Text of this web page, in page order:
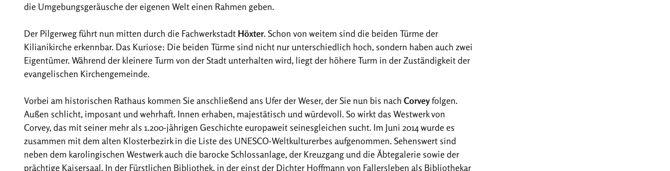
die Umgebungsgeräusche der eigenen Welt einen Rahmen geben.
Der Pilgerweg führt nun mitten durch die Fachwerkstadt Höxter. Schon von weitem sind die beiden Türme der
Kilianikirche erkennbar. Das Kuriose: Die beiden Türme sind nicht nur unterschiedlich hoch, sondern haben auch zwei
Eigentümer. Während der kleinere Turm von der Stadt unterhalten wird, liegt der höhere Turm in der Zuständigkeit der
evangelischen Kirchengemeinde.
Vorbei am historischen Rathaus kommen Sie anschließend ans Ufer der Weser, der Sie nun bis nach Corveyfolgen.
Außen schlicht, imposant und wehrhaft. Innen erhaben, majestätisch und würdevoll. So wirkt das Westwerk von
Corvey, das mit seiner mehr als 1.200-jährigen Geschichte europaweit seinesgleichen sucht. Im Juni 2014 wurde es
zusammen mit dem alten Klosterbezirk in die Liste des UNESCO-Weltkulturerbes aufgenommen. Sehenswert sind
neben dem karolingischen Westwerk auch die barocke Schlossanlage, der Kreuzgang und die Äbtegalerie sowie der
prächtige Kaisersaal. In der Fürstlichen Bibliothek, in der einst der Dichter Hoffmann von Fallersleben als Bibliothekar